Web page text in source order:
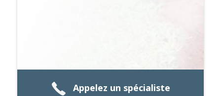
Appelez un spécialiste